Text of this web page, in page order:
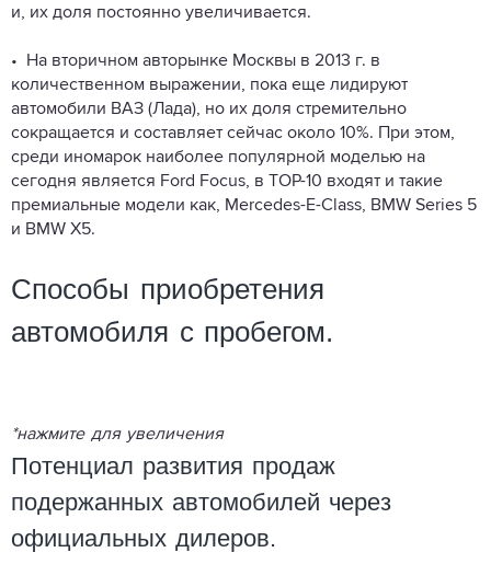
и, их доля постоянно увеличивается.
• На вторичном авторынке Москвы в 2013 г. в
количественном выражении, пока еще лидируют
автомобили ВАЗ (Лада), но их доля стремительно
сокращается и составляет сейчас около 10%. При этом,
среди иномарок наиболее популярной моделью на
сегодня является Ford Focus, в TOP-10 входят и такие
премиальные модели как, Mercedes-E-Class, BMW Series 5
и BMW X5.
Способы приобретения
автомобиля с пробегом.
*нажмите для увеличения
Потенциал развития продаж
подержанных автомобилей через
официальных дилеров.